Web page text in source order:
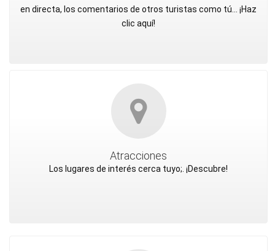
en directa, los comentarios de otros turistas como tú... ¡Haz
clic aquí!
Atracciones
Los lugares de interés cerca tuyo;. ¡Descubre!